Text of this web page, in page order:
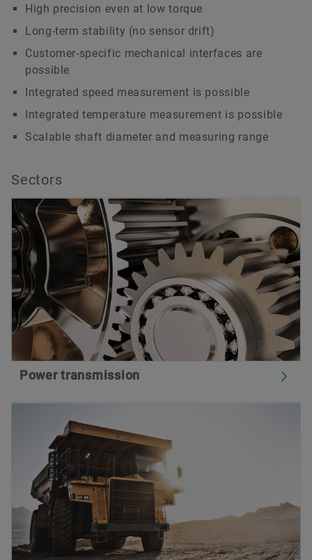
High precision even at low torque
Long-term stability (no sensor drift)
Customer-specific mechanical interfaces are
possible
Integrated speed measurement is possible
Integrated temperature measurement is possible
Scalable shaft diameter and measuring range
Sectors
Power transmission